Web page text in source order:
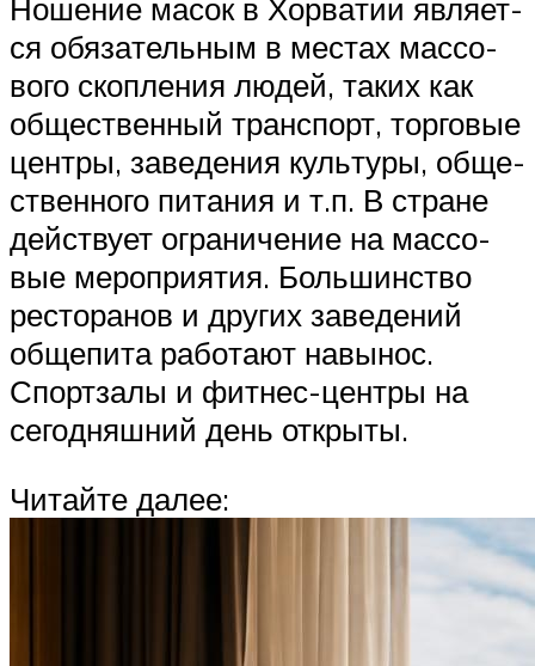
Ноше­ние масок в Хор­ва­тии явля­ет­
ся обя­за­тель­ным в местах мас­со­
во­го скоп­ле­ния людей, таких как
обще­ствен­ный транс­порт, тор­го­вые
цен­тры, заве­де­ния куль­ту­ры, обще­
ствен­но­го пита­ния и т.п. В стране
дей­ству­ет огра­ни­че­ние на мас­со­
вые меро­при­я­тия. Боль­шин­ство
ресто­ра­нов и дру­гих заве­де­ний
обще­пи­та рабо­та­ют навы­нос.
Спорт­за­лы и фит­нес-цен­тры на
сего­дняш­ний день открыты.
Читай­те далее: